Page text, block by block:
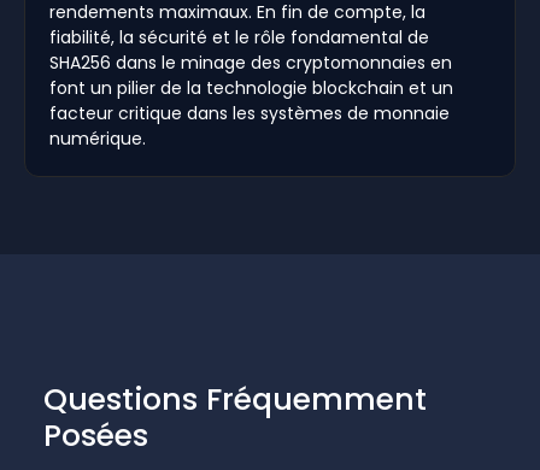
rendements maximaux. En fin de compte, la
fiabilité, la sécurité et le rôle fondamental de
SHA256 dans le minage des cryptomonnaies en
font un pilier de la technologie blockchain et un
facteur critique dans les systèmes de monnaie
numérique.
Questions Fréquemment
Posées